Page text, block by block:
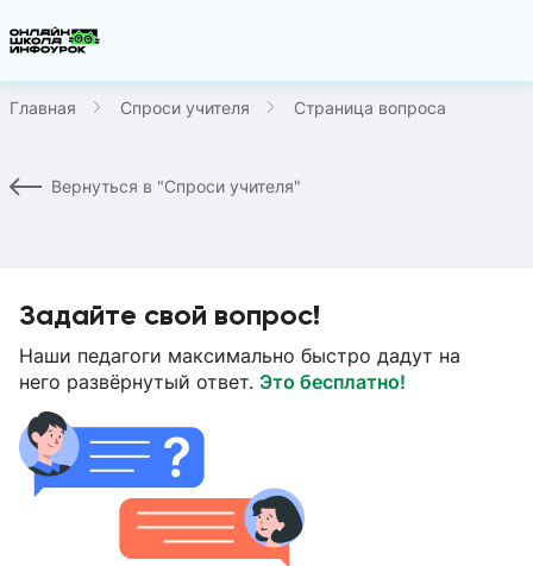
Главная Спроси учителя Страница вопроса
Вернуться в "Спроси учителя"
Задайте свой вопрос!
Наши педагоги максимально быстро дадут на
него развёрнутый ответ. Это бесплатно!